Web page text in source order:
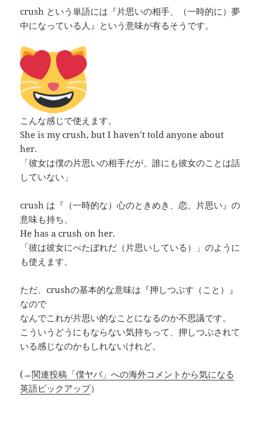
crush という単語には『片思いの相手、（一時的に）夢
中になっている人』という意味が有るそうです。
こんな感じで使えます。
She is my crush, but I haven’t told anyone about
her.
「彼女は僕の片思いの相手だが、誰にも彼女のことは話
していない」
crush は『（一時的な）心のときめき、恋、片思い』の
意味も持ち、
He has a crush on her.
「彼は彼女にべたぼれだ（片思いしている）」のように
も使えます。
ただ、crushの基本的な意味は『押しつぶす（こと）』
なので
なんでこれが片思い的なことになるのか不思議です。
こういうどうにもならない気持ちって、押しつぶされて
いる感じなのかもしれないけれど。
(→関連投稿「僕ヤバ」への海外コメントから気になる
英語ピックアップ）